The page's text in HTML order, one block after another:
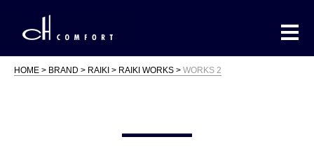
HOME BRAND RAIKI RAIKI WORKS WORKS 2